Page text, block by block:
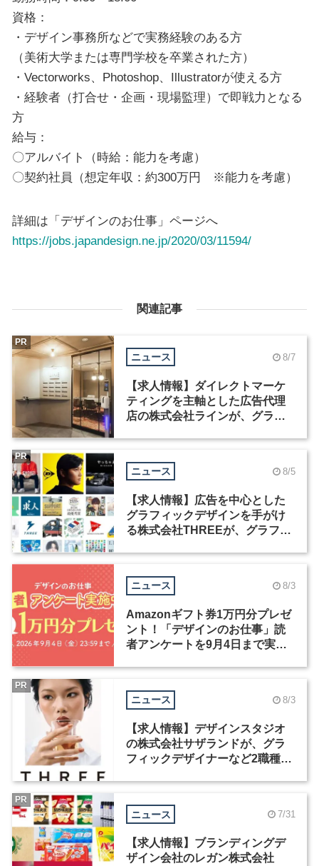
資格：
・デザイン事務所などで実務経験のある方
（美術大学または専門学校を卒業された方）
・Vectorworks、Photoshop、Illustratorが使える方
・経験者（打合せ・企画・現場監理）で即戦力となる
方
給与：
〇アルバイト（時給：能力を考慮）
〇契約社員（想定年収：約300万円 ※能力を考慮）
詳細は「デザインのお仕事」ページへ
https://jobs.japandesign.ne.jp/2020/03/11594/
関連記事
ニュース 8/7
【求人情報】ダイレクトマーケ
ティングを主軸とした広告代理
店の株式会社ラインが、グラフ
PR
ニュース 8/5
【求人情報】広告を中心とした
グラフィックデザインを手がけ
る株式会社THREEが、グラフィ
PR
ニュース 8/3
Amazonギフト券1万円分プレゼ
ント！「デザインのお仕事」読
者アンケートを9月4日まで実施
ニュース 8/3
【求人情報】デザインスタジオ
の株式会社サザランドが、グラ
フィックデザイナーなど2職種を
PR
ニュース 7/31
【求人情報】ブランディングデ
ザイン会社のレガン株式会社
PR